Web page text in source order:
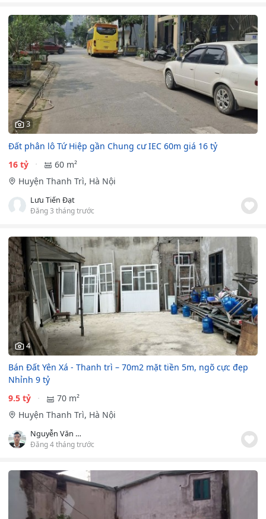
3
Đất phân lô Tứ Hiệp gần Chung cư IEC 60m giá 16 tỷ
16 tỷ
60 m²
Huyện Thanh Trì, Hà Nội
Lưu Tiến Đạt
Đăng 3 tháng trước
4
Bán Đất Yên Xá - Thanh trì – 70m2 mặt tiền 5m, ngõ cực đẹp
Nhỉnh 9 tỷ
9.5 tỷ
70 m²
Huyện Thanh Trì, Hà Nội
Nguyễn Văn Đạo
Đăng 4 tháng trước